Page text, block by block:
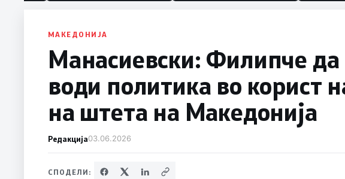
МАКЕДОНИЈА
Манасиевски: Филипче да
води политика во корист
на штета на Македонија
Редакција03.06.2026
СПОДЕЛИ: